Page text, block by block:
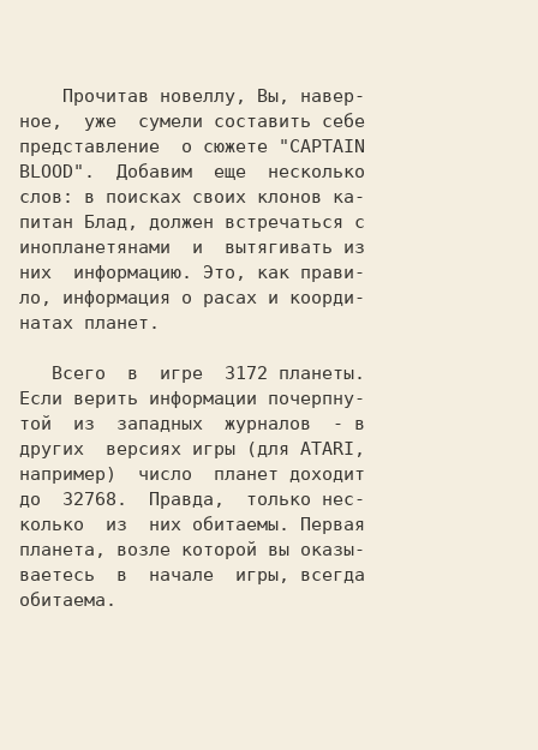
ное,  уже  сумели составить себе
представление  о сюжете "CAPTAIN
BLOOD".  Добавим  еще  несколько
слов: в поисках своих клонов ка-
питан Блад, должен встречаться с
инопланетянами  и  вытягивать из
них  информацию. Это, как прави-
ло, информация о расах и коорди-
натах планет.
Если верить информации почерпну-
той  из  западных  журналов  - в
других  версиях игры (для ATARI ,
например)  число  планет доходит
до  32768.  Правда,  только нес-
колько  из  них обитаемы. Первая
планета, возле которой вы оказы-
ваетесь  в  начале  игры, всегда
обитаема.